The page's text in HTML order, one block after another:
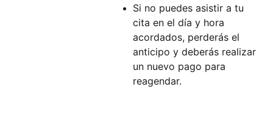
Si no puedes asistir a tu
cita en el día y hora
acordados, perderás el
anticipo y deberás realizar
un nuevo pago para
reagendar.